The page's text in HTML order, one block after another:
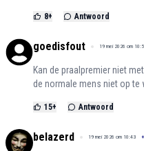
8+ Antwoord
goedisfout 19 mei 2026 om
Kan de praalpremier niet
de normale mens niet op te
15+ Antwoord
belazerd 19 mei 2026 om 10:43 +